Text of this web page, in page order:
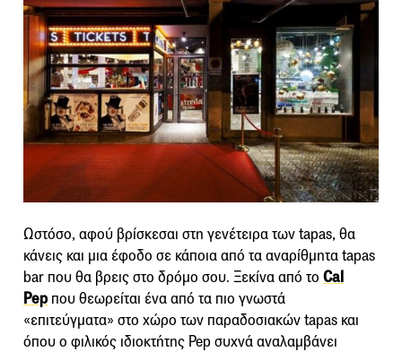
Ωστόσο, αφού βρίσκεσαι στη γενέτειρα των tapas, θα
κάνεις και μια έφοδο σε κάποια από τα αναρίθμητα tapas
bar που θα βρεις στο δρόμο σου. Ξεκίνα από το Cal
Pepπου θεωρείται ένα από τα πιο γνωστά
«επιτεύγματα» στο χώρο των παραδοσιακών tapas και
όπου ο φιλικός ιδιοκτήτης Pep συχνά αναλαμβάνει